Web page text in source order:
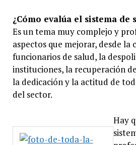
¿Cómo evalúa el sistema de
Es un tema muy complejo y
aspectos que mejorar, desde la
funcionarios de salud, la
instituciones, la recuperación
la dedicación y la actitud de
del sector.
Hay